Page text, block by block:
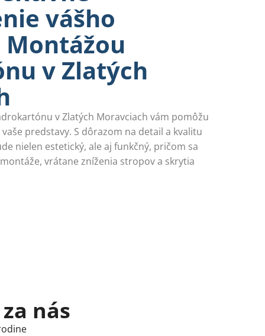
vášho
v Zlatých
v Zlatých Moravciach vám pomôžu
predstavy. S dôrazom na detail a kvalitu
nielen estetický, ale aj funkčný, pričom sa
vrátane zníženia stropov a skrytia
nás